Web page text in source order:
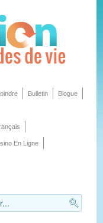
Bulletin Blogue
En Ligne